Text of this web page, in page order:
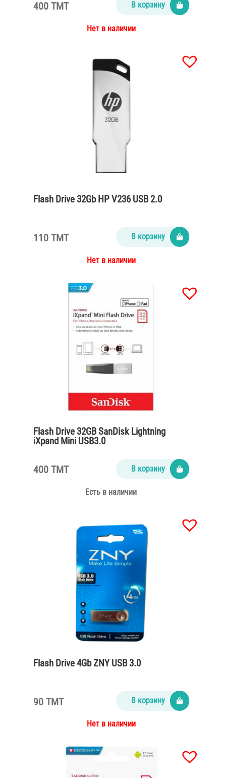
400 TMT В корзину
Нет в наличии
Flash Drive 32Gb HP V236 USB 2.0
110 TMT В корзину
Нет в наличии
Flash Drive 32GB SanDisk Lightning
iXpand Mini USB3.0
400 TMT В корзину
Есть в наличии
Flash Drive 4Gb ZNY USB 3.0
90 TMT В корзину
Нет в наличии